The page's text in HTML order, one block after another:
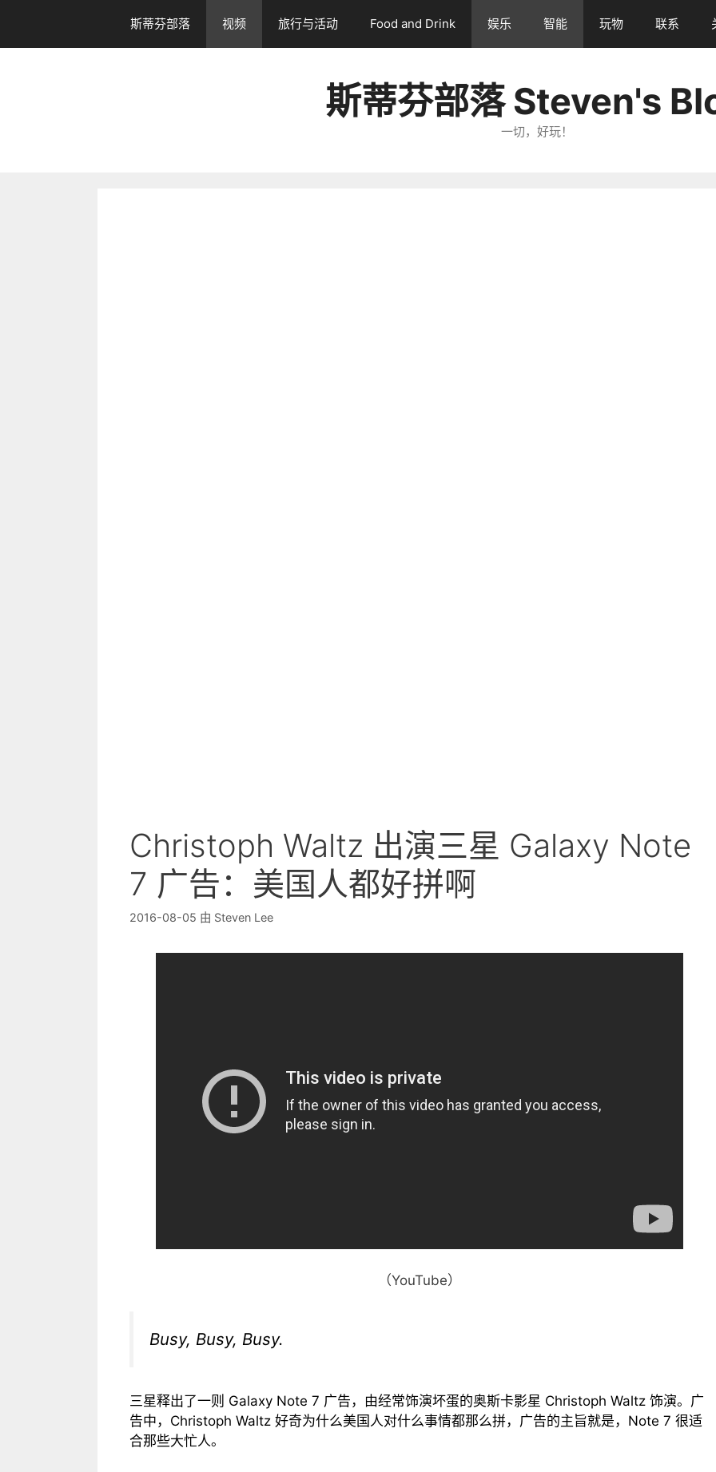
到
斯蒂芬部落 视频 旅行与活动 Food and Drink 娱乐 智能 玩物 联系
斯蒂芬部落 Steven's
一切，好玩！
Christoph Waltz 出演三星 Galaxy Note
7 广告：美国人都好拼啊
2016-08-05 由 Steven Lee
（YouTube）
Busy, Busy, Busy.
三星释出了一则 Galaxy Note 7 广告，由经常饰演坏蛋的奥斯卡影星 Christoph Waltz 饰演。广
告中，Christoph Waltz 好奇为什么美国人对什么事情都那么拼，广告的主旨就是，Note 7 很适
合那些大忙人。